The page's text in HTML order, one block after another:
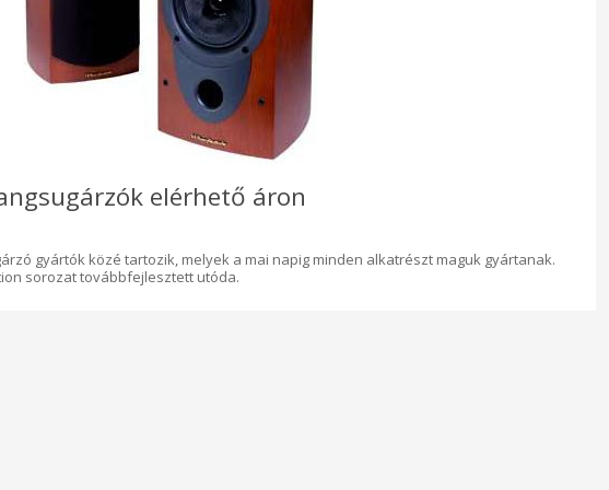
elérhető áron
gyártók közé tartozik, melyek a mai napig minden alkatrészt maguk gyártanak.
sorozat továbbfejlesztett utóda.